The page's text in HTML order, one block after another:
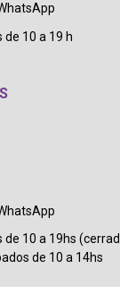
de 10 a 19 h
de 10 a 19hs
de 10 a 14hs